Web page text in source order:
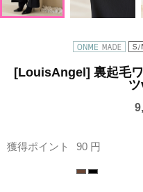
[LouisAngel] 裏起毛
獲得ポイント 90 円